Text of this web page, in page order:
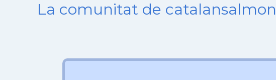
La comunitat de catalansalmon